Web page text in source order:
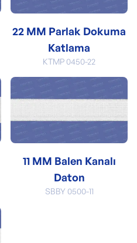
22 MM Parlak Dokuma
Katlama
KTMP 0450-22
11 MM Balen Kanalı
Daton
SBBY 0500-11